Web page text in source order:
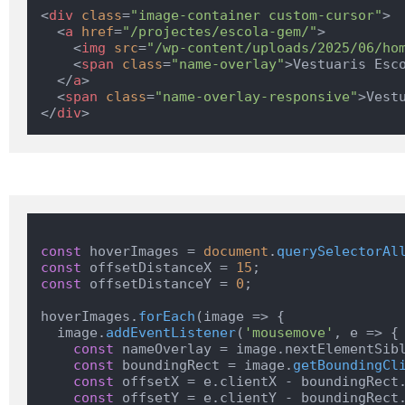
<div class="image-container custom-cursor">
<a href="/projectes/escola-gem/">
<img src="/wp-content/uploads/2025/06/
<span class="name-overlay">Vestuaris
</a>
<span class="name-overlay-responsive">
</div>
const hoverImages = document . querySelectorAll
const offsetDistanceX = 15
const offsetDistanceY = 0 ;
hoverImages. forEach (image => {
  image.
addEventListener( 'mousemove' , e => {
const nameOverlay = image.
const boundingRect = image.
const offsetX = e. clientX - boundingRect.
const offsetY = e. clientY - boundingRect.